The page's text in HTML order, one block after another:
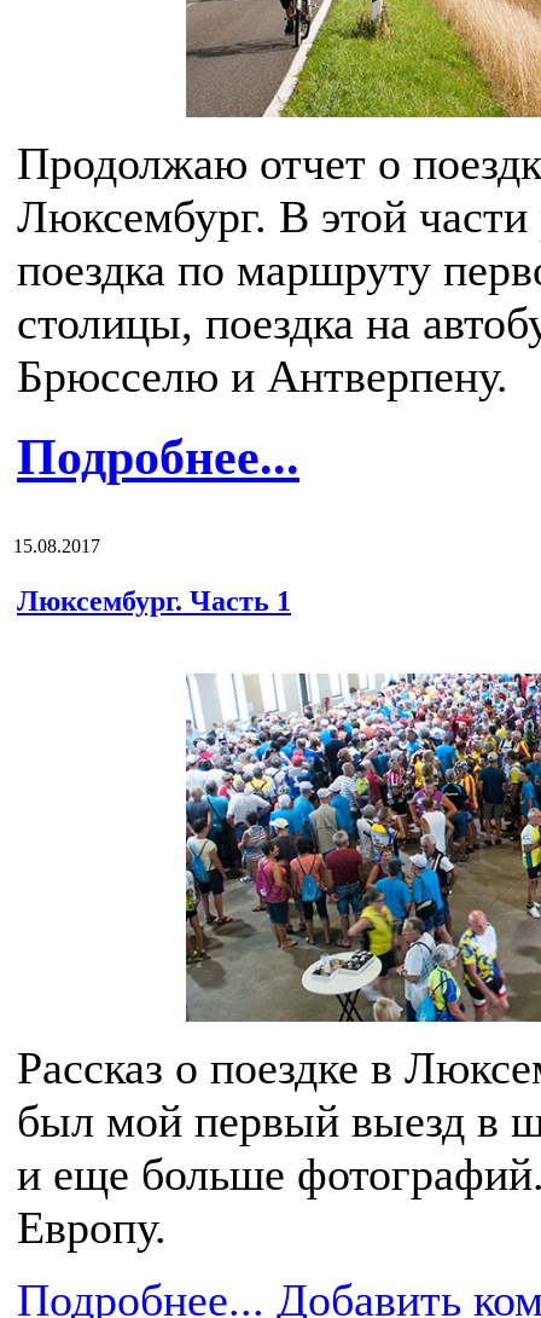
Продолжаю отчет о
Люксембург. В этой
поездка по маршруту
столицы, поездка на
Брюсселю и Антверпену.
Подробнее...
15.08.2017
Люксембург. Часть 1
Рассказ о поездке в
был мой первый выезд в
и еще больше
Европу.
Подробнее... Добавить